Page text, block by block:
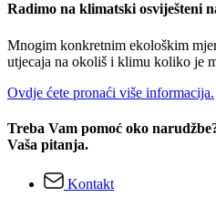
Radimo na klimatski osviješteni
Mnogim konkretnim ekološkim
utjecaja na okoliš i klimu koliko je
Ovdje ćete pronaći više informacija.
Treba Vam pomoć oko
Vaša pitanja.
Kontakt